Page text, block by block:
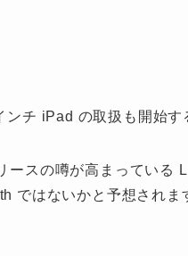
チ iPad の取扱も開始す
ースの噂が高まっている
ではないかと予想されま